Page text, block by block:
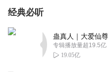
经典必听
专辑播放量超19.5亿
19.05亿